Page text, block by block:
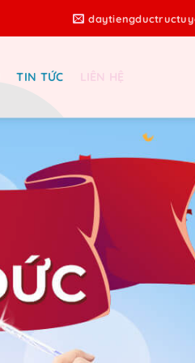
TIN TỨC LIÊN HỆ